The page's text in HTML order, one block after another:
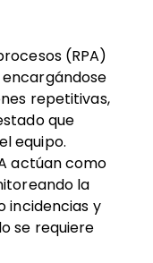
(RPA)
repetitivas,
que
equipo.
actúan como
la
incidencias y
se requiere